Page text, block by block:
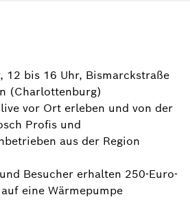
12 bis 16 Uhr, Bismarckstraße
(Charlottenburg)
vor Ort erleben und von der
Profis und
aus der Region
Besucher erhalten 250-Euro-
eine Wärmepumpe